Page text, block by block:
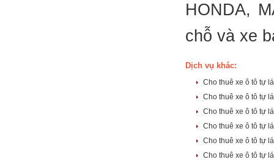
HONDA,
chỗ và xe
Dịch vụ khác:
Cho thuê xe ô tô tự
Cho thuê xe ô tô tự
Cho thuê xe ô tô tự
Cho thuê xe ô tô tự
Cho thuê xe ô tô tự
Cho thuê xe ô tô tự